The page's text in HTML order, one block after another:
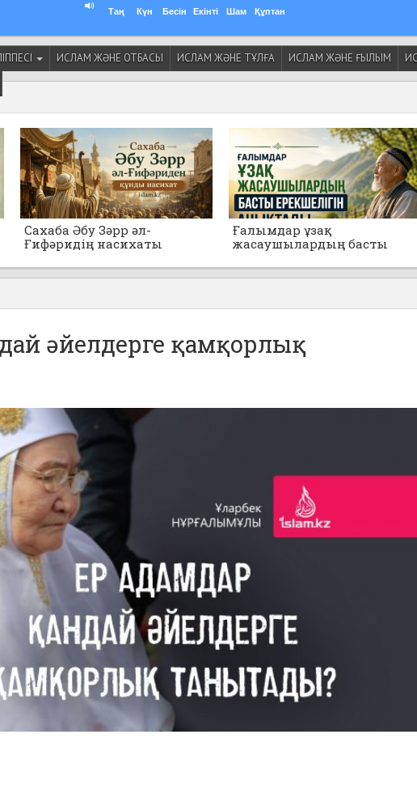
Таң Күн Бесін Екінті Шам Құптан
ИСЛАМ ЖӘНЕ ОТБАСЫ ИСЛАМ ЖӘНЕ ТҰЛҒА ИСЛАМ ЖӘНЕ ҒЫЛЫМ
Сахаба Әбу Зәрр әл-
Ғифәридің насихаты
Ғалымдар ұзақ
жасаушылардың басты
әйелдерге қамқорлық